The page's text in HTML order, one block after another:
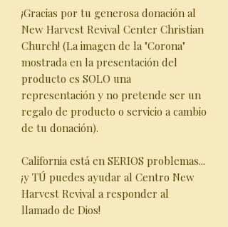
¡Gracias por tu generosa donación al
New Harvest Revival Center Christian
Church! (La imagen de la "Corona"
mostrada en la presentación del
producto es SOLO una
representación y no pretende ser un
regalo de producto o servicio a cambio
de tu donación).
California está en SERIOS problemas...
¡y TÚ puedes ayudar al Centro New
Harvest Revival a responder al
llamado de Dios!